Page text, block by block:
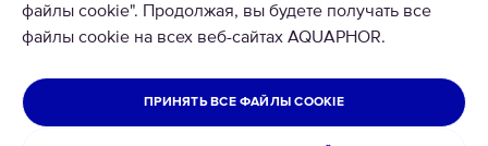
файлы cookie". Продолжая, вы будете получать все
файлы cookie на всех веб-сайтах AQUAPHOR.
ПРИНЯТЬ ВСЕ ФАЙЛЫ COOKIE
© 2026 ООО Аквафор
Политика конфиденциальности
Официальное заявление Aquaphor Украина